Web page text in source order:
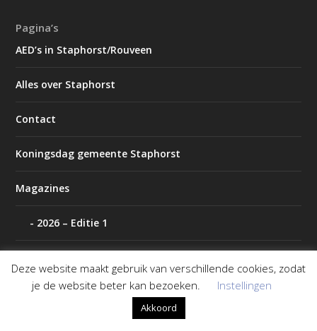
Pagina’s
AED’s in Staphorst/Rouveen
Alles over Staphorst
Contact
Koningsdag gemeente Staphorst
Magazines
2026 – Editie 1
P2000 IJsselland
Deze website maakt gebruik van verschillende cookies, zodat
je de website beter kan bezoeken.
Instellingen
Akkoord